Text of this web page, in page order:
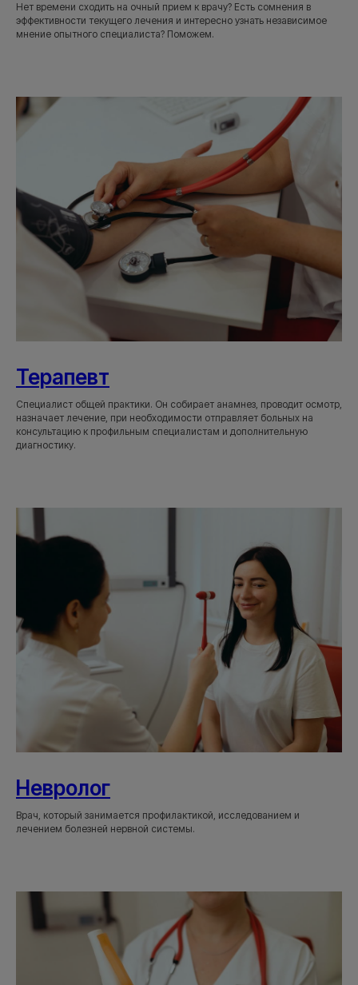
Нет времени сходить на очный прием к врачу? Есть сомнения в
эффективности текущего лечения и интересно узнать независимое
мнение опытного специалиста? Поможем.
Терапевт
Специалист общей практики. Он собирает анамнез, проводит осмотр,
назначает лечение, при необходимости отправляет больных на
консультацию к профильным специалистам и дополнительную
диагностику.
Невролог
Врач, который занимается профилактикой, исследованием и
лечением болезней нервной системы.